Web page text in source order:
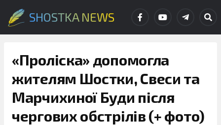
SHOSTKA NEWS
«Проліска» допомогла
жителям Шостки, Свеси та
Марчихиної Буди після
чергових обстрілів (+ фото)